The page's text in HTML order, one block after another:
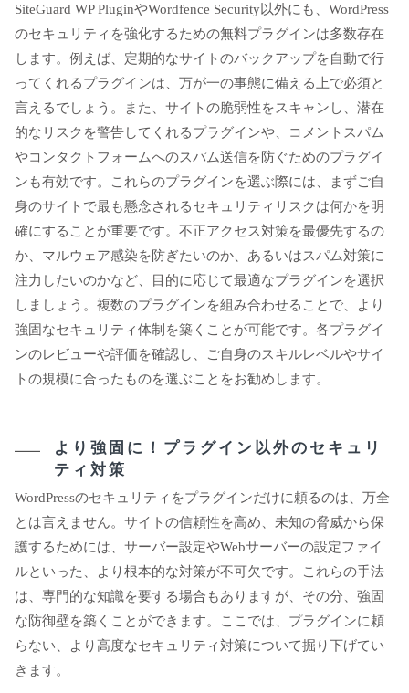
SiteGuard WP PluginやWordfence Security以外にも、WordPress
のセキュリティを強化するための無料プラグインは多数存在
します。例えば、定期的なサイトのバックアップを自動で行
ってくれるプラグインは、万が一の事態に備える上で必須と
言えるでしょう。また、サイトの脆弱性をスキャンし、潜在
的なリスクを警告してくれるプラグインや、コメントスパム
やコンタクトフォームへのスパム送信を防ぐためのプラグイ
ンも有効です。これらのプラグインを選ぶ際には、まずご自
身のサイトで最も懸念されるセキュリティリスクは何かを明
確にすることが重要です。不正アクセス対策を最優先するの
か、マルウェア感染を防ぎたいのか、あるいはスパム対策に
注力したいのかなど、目的に応じて最適なプラグインを選択
しましょう。複数のプラグインを組み合わせることで、より
強固なセキュリティ体制を築くことが可能です。各プラグイ
ンのレビューや評価を確認し、ご自身のスキルレベルやサイ
トの規模に合ったものを選ぶことをお勧めします。
より強固に！プラグイン以外のセキュリ
ティ対策
WordPressのセキュリティをプラグインだけに頼るのは、万全
とは言えません。サイトの信頼性を高め、未知の脅威から保
護するためには、サーバー設定やWebサーバーの設定ファイ
ルといった、より根本的な対策が不可欠です。これらの手法
は、専門的な知識を要する場合もありますが、その分、強固
な防御壁を築くことができます。ここでは、プラグインに頼
らない、より高度なセキュリティ対策について掘り下げてい
きます。